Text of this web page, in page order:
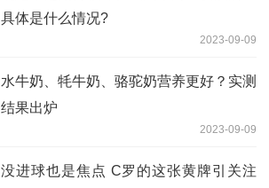
具体是什么情况?
2023-09-09
水牛奶、牦牛奶、骆驼奶营养更好？实测
结果出炉
2023-09-09
没进球也是焦点 C罗的这张黄牌引关注